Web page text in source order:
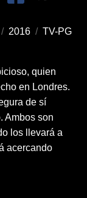
/ 2016 / TV-PG
quien
en Londres.
de sí
Ambos son
los llevará a
acercando